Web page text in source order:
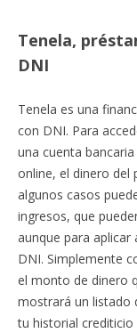
Tenela,
DNI
Tenela es una
con DNI. Para
una cuenta
online, el dinero del
algunos casos
ingresos, que
aunque para
DNI. Simplemente
el monto de dinero
mostrará un listado
tu historial